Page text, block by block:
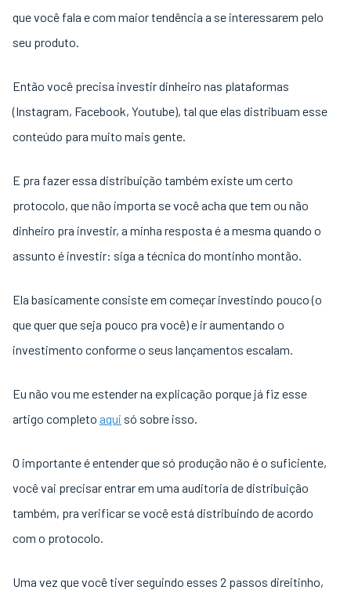
que você fala e com maior tendência a se interessarem pelo
seu produto.
Então você precisa investir dinheiro nas plataformas
(Instagram, Facebook, Youtube), tal que elas distribuam esse
conteúdo para muito mais gente.
E pra fazer essa distribuição também existe um certo
protocolo, que não importa se você acha que tem ou não
dinheiro pra investir, a minha resposta é a mesma quando o
assunto é investir: siga a técnica do montinho montão.
Ela basicamente consiste em começar investindo pouco (o
que quer que seja pouco pra você) e ir aumentando o
investimento conforme o seus lançamentos escalam.
Eu não vou me estender na explicação porque já fiz esse
artigo completo aqui só sobre isso.
O importante é entender que só produção não é o suficiente,
você vai precisar entrar em uma auditoria de distribuição
também, pra verificar se você está distribuindo de acordo
com o protocolo.
Uma vez que você tiver seguindo esses 2 passos direitinho,